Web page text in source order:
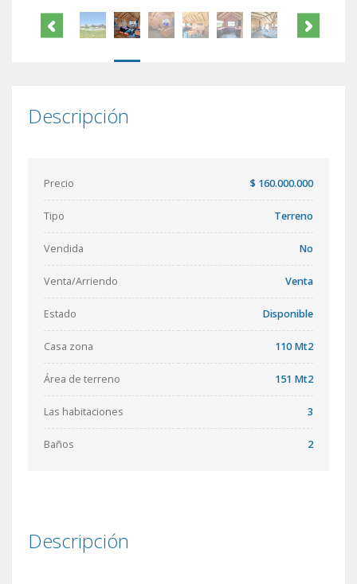
Descripción
Precio $ 160.000.000
Tipo Terreno
Vendida No
Venta/Arriendo Venta
Estado Disponible
Casa zona 110 Mt2
Área de terreno 151 Mt2
Las habitaciones 3
Baños 2
Descripción